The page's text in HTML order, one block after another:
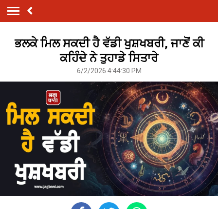
ਭਲਕੇ ਮਿਲ ਸਕਦੀ ਹੈ ਵੱਡੀ ਖੁਸ਼ਖਬਰੀ, ਜਾਣੋਂ ਕੀ
ਕਹਿੰਦੇ ਨੇ ਤੁਹਾਡੇ ਸਿਤਾਰੇ
6/2/2026 4:44:30 PM